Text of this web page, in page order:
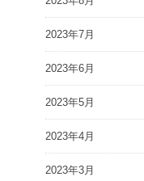
2023年7月
2023年6月
2023年5月
2023年4月
2023年3月